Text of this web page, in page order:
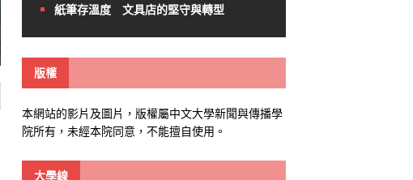
紙筆存溫度 文具店的堅守與轉型
版權
本網站的影片及圖片，版權屬中文大學新聞與傳播學
院所有，未經本院同意，不能擅自使用。
大學線